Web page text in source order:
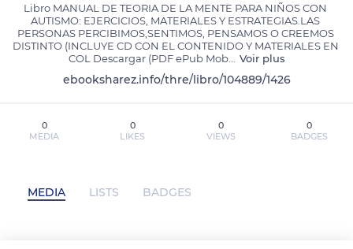
Libro MANUAL DE TEORIA DE LA MENTE PARA NIÑOS CON
AUTISMO: EJERCICIOS, MATERIALES Y ESTRATEGIAS.LAS
PERSONAS PERCIBIMOS,SENTIMOS, PENSAMOS O CREEMOS
DISTINTO (INCLUYE CD CON EL CONTENIDO Y MATERIALES EN
COL Descargar (PDF ePub Mob... Voir plus
ebooksharez.info/thre/libro/104889/1426
0
MEDIA
0
LIKES
0
VIEWS
0
BADGES
MEDIA LISTS BADGES